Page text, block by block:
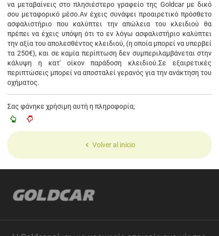
να μεταβαίνεις στο πλησιέστερο γραφείο της Goldcar με δικό
σου μεταφορικό μέσο.Αν έχεις συνάψει προαιρετικό πρόσθετο
ασφαλιστήριο που καλύπτει την απώλεια του κλειδιού θα
πρέπει να έχεις υπόψη ότι το εν λόγω ασφαλιστήριο καλύπτει
την αξία του απολεσθέντος κλειδιού, (η οποία μπορεί να υπερβεί
τα 250€), και σε καμία περίπτωση δεν συμπεριλαμβάνεται στην
κάλυψη η κατ' οίκον παράδοση κλειδιού.Σε εξαιρετικές
περιπτώσεις μπορεί να αποσταλεί γερανός για την ανάκτηση του
οχήματος.
Σας φάνηκε χρήσιμη αυτή η πληροφορία;
Volver al inicio